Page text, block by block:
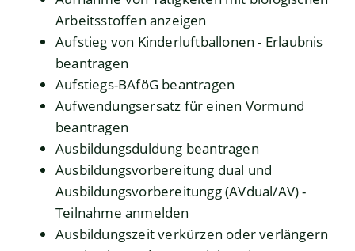
Arbeitsstoffen anzeigen
Aufstieg von Kinderluftballonen - Erlaubnis
beantragen
Aufstiegs-BAföG beantragen
Aufwendungsersatz für einen Vormund
beantragen
Ausbildungsduldung beantragen
Ausbildungsvorbereitung dual und
Ausbildungsvorbereitungg (AVdual/AV) -
Teilnahme anmelden
Ausbildungszeit verkürzen oder verlängern